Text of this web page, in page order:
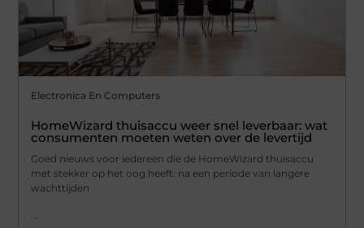
Electronica En Computers
HomeWizard thuisaccu weer snel leverbaar: wat
consumenten moeten weten over de levertijd
Goed nieuws voor iedereen die de HomeWizard thuisaccu
met stekker op het oog heeft: na een periode van langere
wachttijden